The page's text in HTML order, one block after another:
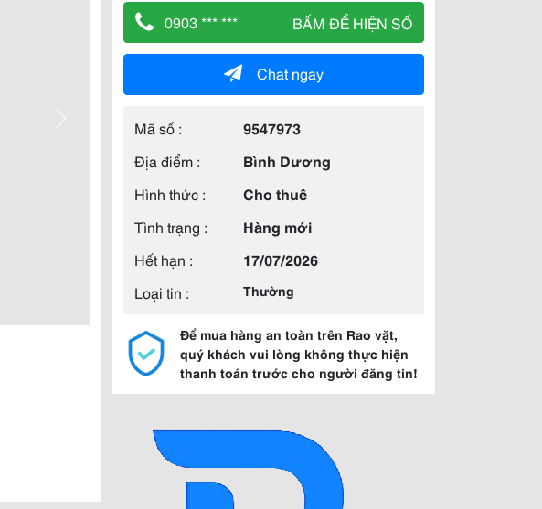
0903 *** *** BẤM ĐỂ HIỆN SỐ
Chat ngay
Mã số :
9547973
Địa điểm :
Bình Dương
Hình thức :
Cho thuê
Tình trạng :
Hàng mới
Hết hạn :
17/07/2026
Loại tin :
Thường
Để mua hàng an toàn trên Rao vặt,
quý khách vui lòng không thực hiện
thanh toán trước cho người đăng tin!